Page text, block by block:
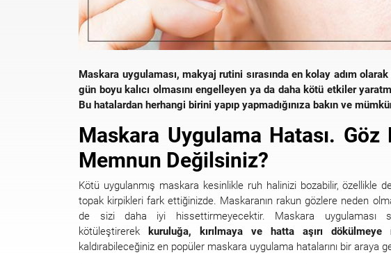
Maskara uygulaması, makyaj rutini sırasında en kolay adım
gün boyu kalıcı olmasını engelleyen ya da daha kötü etkiler
Bu hatalardan herhangi birini yapıp yapmadığınıza bakın ve
Maskara Uygulama Hatası. Göz
Memnun Değilsiniz?
Kötü uygulanmış maskara kesinlikle ruh halinizi bozabilir, özellikle
topak kirpikleri fark ettiğinizde. Maskaranın rakun gözlere neden
de sizi daha iyi hissettirmeyecektir. Maskara uygulaması
kötüleştirerek
kuruluğa, kırılmaya ve hatta aşırı dökülmeye
kaldırabileceğiniz en popüler maskara uygulama hatalarını bir araya